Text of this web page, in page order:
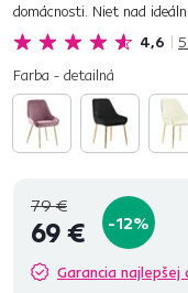
4,6 5
domácnosti. Niet nad
celá rodina. Komfortné
Farba - detailná
79 €
69 € -12%
Garancia najlepšej